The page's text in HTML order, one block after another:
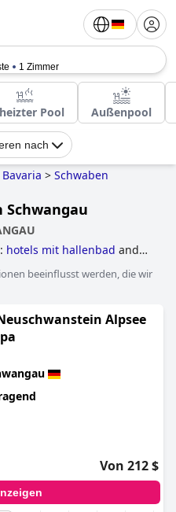
1 Zimmer
Pool Außenpool
nach
Bavaria > Schwaben
hotels mit hallenbad and
beeinflusst werden, die wir
Alpsee
Von 212 $